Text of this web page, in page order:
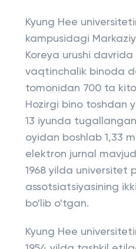
Kyung Hee
kampusidagi
Koreya urushi
vaqtinchalik binoda
tomonidan 700 ta
Hozirgi bino toshdan
13 iyunda
oyidan boshlab 1,33
elektron jurnal
1968 yilda universitet
assotsiatsiyasining
bo'lib o'tgan.
Kyung Hee